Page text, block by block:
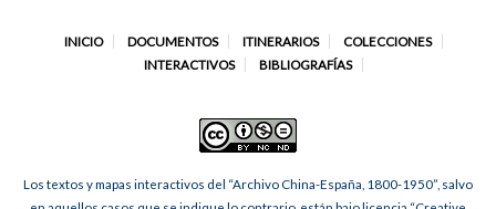
INICIO DOCUMENTOS ITINERARIOS
COLECCIONES
INTERACTIVOS
BIBLIOGRAFÍAS
Los textos y mapas interactivos del “Archivo China-España, 1800-1950”, salvo